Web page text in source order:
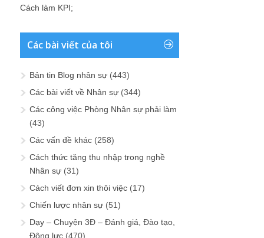
Cách làm KPI;
Các bài viết của tôi
Bản tin Blog nhân sự (443)
Các bài viết về Nhân sự (344)
Các công việc Phòng Nhân sự phải làm
(43)
Các vấn đề khác (258)
Cách thức tăng thu nhập trong nghề
Nhân sự (31)
Cách viết đơn xin thôi việc (17)
Chiến lược nhân sự (51)
Dạy – Chuyện 3Đ – Đánh giá, Đào tạo,
Động lực (470)